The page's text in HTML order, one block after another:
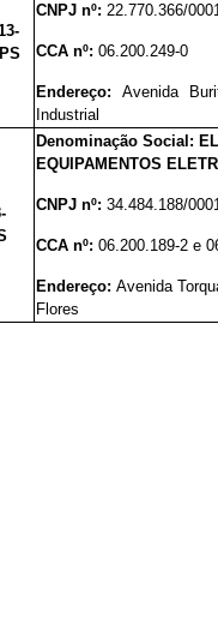
CNPJ nº:22.770.366/
CCA nº:06.200.249-0
Endereço:Avenida
Industrial
Denominação Social:
EQUIPAMENTOS
CNPJ nº:34.484.188/
CCA nº:06.200.189-2 e
Endereço:Avenida
Flores